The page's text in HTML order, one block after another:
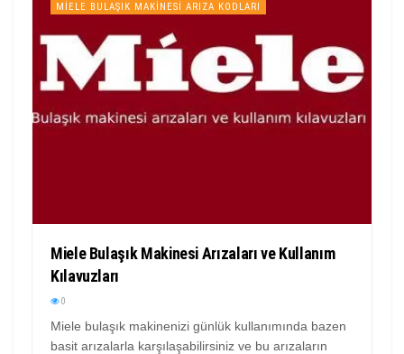
MIELE BULAŞIK MAKINESI ARIZA KODLARI
Miele Bulaşık Makinesi Arızaları ve Kullanım
Kılavuzları
0
Miele bulaşık makinenizi günlük kullanımında bazen
basit arızalarla karşılaşabilirsiniz ve bu arızaların